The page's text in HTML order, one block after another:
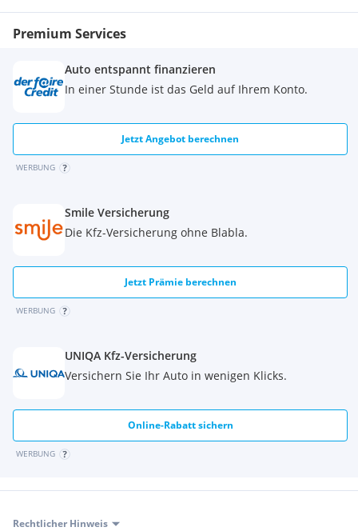
Premium Services
Auto entspannt finanzieren
In einer Stunde ist das Geld auf Ihrem Konto.
Jetzt Angebot berechnen
WERBUNG
Smile Versicherung
Die Kfz-Versicherung ohne Blabla.
Jetzt Prämie berechnen
WERBUNG
UNIQA Kfz-Versicherung
Versichern Sie Ihr Auto in wenigen Klicks.
Online-Rabatt sichern
WERBUNG
Rechtlicher Hinweis